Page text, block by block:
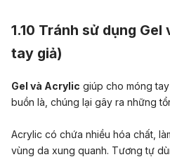
1.10 Tránh sử dụng
tay giả)
Gel và Acrylic giúp cho móng
buồn là, chúng lại gây ra những
Acrylic có chứa nhiều hóa chất,
vùng da xung quanh. Tương tự